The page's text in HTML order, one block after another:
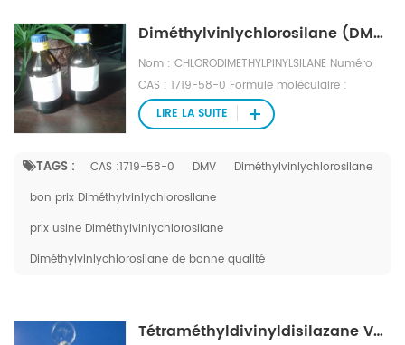
Diméthylvinlychlorosilane (DMV) CAS : 1719-58-0
Nom : CHLORODIMETHYLPINYLSILANE Numéro
CAS : 1719-58-0 Formule moléculaire :
C4H9ClSi Poids moléculaire : 120,65 Numéro
EINECS : 217-007-1 Fichier Mol : 1719-58-0.mol
TAGS : CAS :1719-58-0 DMV
Diméthylvinlychlorosilane
bon prix Diméthylvinlychlorosilane
prix usine Diméthylvinlychlorosilane
Diméthylvinlychlorosilane de bonne qualité
LIRE LA SUITE
Tétraméthyldivinyldisilazane VMN CAS : 7691-02-3